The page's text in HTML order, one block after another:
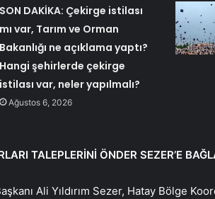
SON DAKİKA: Çekirge istilası
mı var, Tarım ve Orman
Bakanlığı ne açıklama yaptı?
Hangi şehirlerde çekirge
istilası var, neler yapılmalı?
Ağustos 6, 2026
TALEPLERİNİ ÖNDER SEZER’E
Ali Yıldırım Sezer, Hatay Bölge